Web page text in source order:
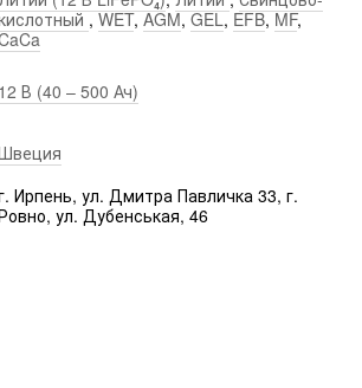
,WET,AGM,GEL, EFB,MF,
12 В (40 – 500 Ач)
Ирпень, ул. Дмитра Павличка 33, г.
ул. Дубенськая, 46